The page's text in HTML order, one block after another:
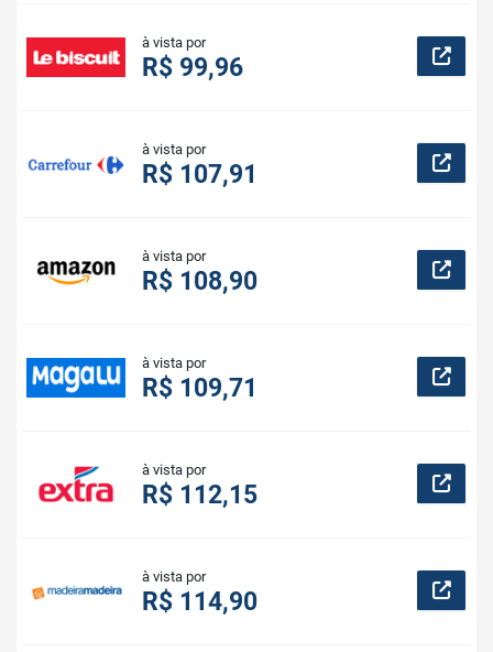
à vista por
R$ 99,96
à vista por
R$ 107,91
à vista por
R$ 108,90
à vista por
R$ 109,71
à vista por
R$ 112,15
à vista por
R$ 114,90